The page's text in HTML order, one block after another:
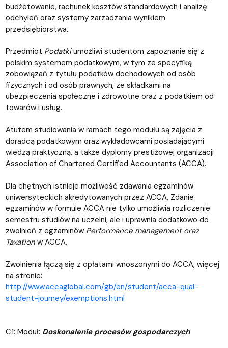
budżetowanie, rachunek kosztów standardowych i analizę
odchyleń oraz systemy zarzadzania wynikiem
przedsiębiorstwa.
Przedmiot Podatkiumożliwi studentom zapoznanie się z
polskim systemem podatkowym, w tym ze specyfiką
zobowiązań z tytułu podatków dochodowych od osób
fizycznych i od osób prawnych, ze składkami na
ubezpieczenia społeczne i zdrowotne oraz z podatkiem od
towarów i usług.
Atutem studiowania w ramach tego modułu są zajęcia z
doradcą podatkowym oraz wykładowcami posiadającymi
wiedzą praktyczną, a także dyplomy prestiżowej organizacji
Association of Chartered Certified Accountants (ACCA).
Dla chętnych istnieje możliwość zdawania egzaminów
uniwersyteckich akredytowanych przez ACCA. Zdanie
egzaminów w formule ACCA nie tylko umożliwia rozliczenie
semestru studiów na uczelni, ale i uprawnia dodatkowo do
zwolnień z egzaminów Performance management oraz
Taxationw ACCA.
Zwolnienia łączą się z opłatami wnoszonymi do ACCA, więcej
na stronie:
http://www.accaglobal.com/gb/en/student/acca-qual-
student-journey/exemptions.html
C1: Moduł: Doskonalenie procesów gospodarczych